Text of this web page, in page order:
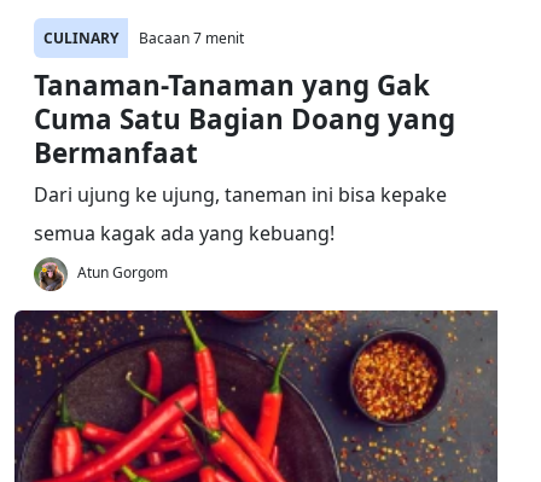
CULINARY Bacaan 7 menit
Tanaman-Tanaman yang Gak
Cuma Satu Bagian Doang yang
Bermanfaat
Dari ujung ke ujung, taneman ini bisa kepake
semua kagak ada yang kebuang!
Atun Gorgom